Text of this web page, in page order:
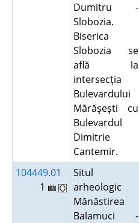
Dumitru -
Slobozia.
Biserica
Slobozia se
află la
intersecţia
Bulevardului
Mărăşeşti cu
Bulevardul
Dimitrie
Cantemir.
104449.01
1
Situl
arheologic
Mănăstirea
Balamuci -